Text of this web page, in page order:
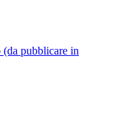
pubblicare in